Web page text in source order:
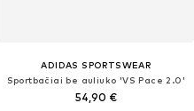
ADIDAS SPORTSWEAR
Sportbačiai be auliuko 'VS Pace 2.0'
54,90 €